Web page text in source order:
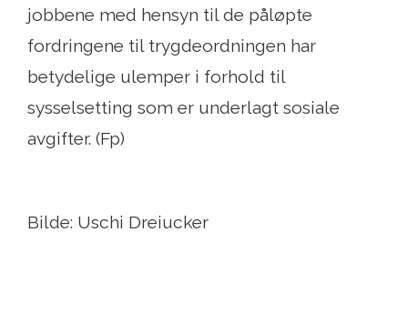
jobbene med hensyn til de påløpte
fordringene til trygdeordningen har
betydelige ulemper i forhold til
sysselsetting som er underlagt sosiale
avgifter. (Fp)
Bilde: Uschi Dreiucker